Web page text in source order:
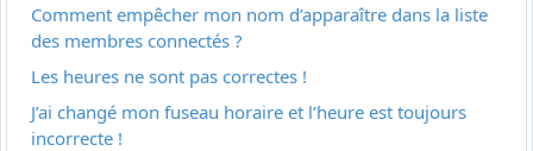
Comment empêcher mon nom d’apparaître dans la liste
des membres connectés ?
Les heures ne sont pas correctes !
J’ai changé mon fuseau horaire et l’heure est toujours
incorrecte !